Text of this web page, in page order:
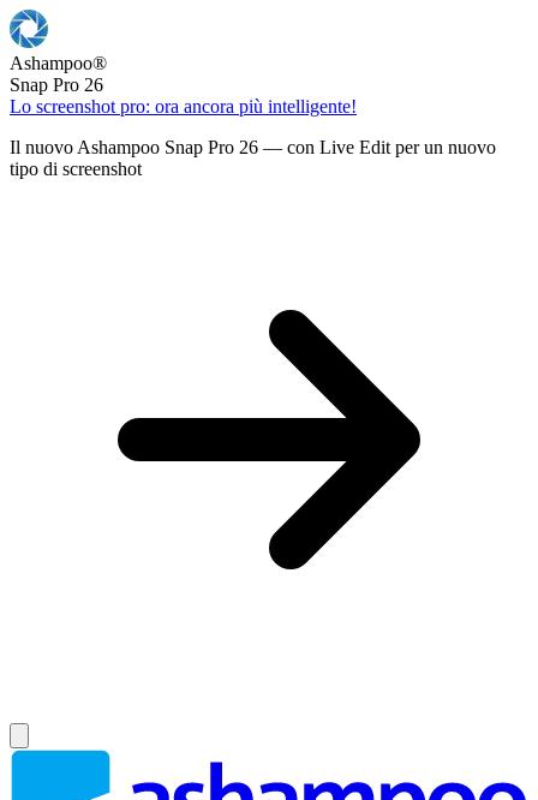
Ashampoo®
Snap Pro 26
Lo screenshot pro: ora ancora più intelligente!
Il nuovo Ashampoo Snap Pro 26 — con Live Edit per un nuovo
tipo di screenshot